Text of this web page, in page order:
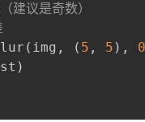
建议是奇数）
( img , ( 5 , 5 ) , 0
)